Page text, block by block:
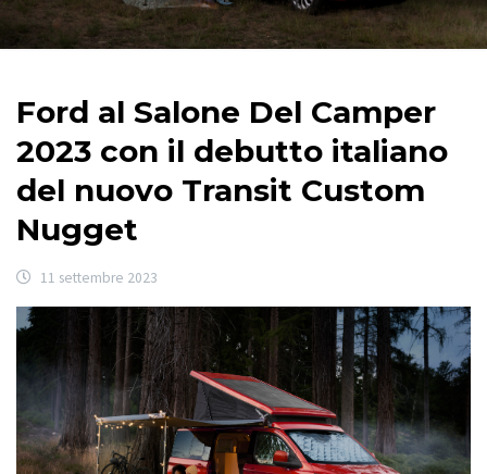
Ford al Salone Del Camper
2023 con il debutto italiano
del nuovo Transit Custom
Nugget
11 settembre 2023